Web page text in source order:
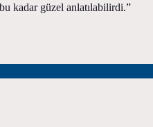
kadar güzel anlatılabilirdi.”